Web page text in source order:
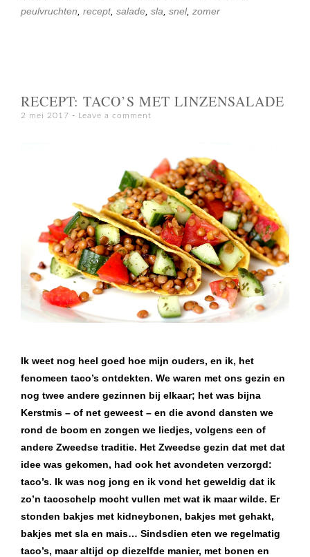
peulvruchten, recept, salade, sla, snel, zomer
RECEPT: TACO’S MET LINZENSALADE
2 mei 2017 Leave a comment
Ik weet nog heel goed hoe mijn ouders, en ik, het
fenomeen taco’s ontdekten. We waren met ons gezin en
nog twee andere gezinnen bij elkaar; het was bijna
Kerstmis – of net geweest – en die avond dansten we
rond de boom en zongen we liedjes, volgens een of
andere Zweedse traditie. Het Zweedse gezin dat met dat
idee was gekomen, had ook het avondeten verzorgd:
taco’s. Ik was nog jong en ik vond het geweldig dat ik
zo’n tacoschelp mocht vullen met wat ik maar wilde. Er
stonden bakjes met kidneybonen, bakjes met gehakt,
bakjes met sla en mais… Sindsdien eten we regelmatig
taco’s, maar altijd op diezelfde manier, met bonen en